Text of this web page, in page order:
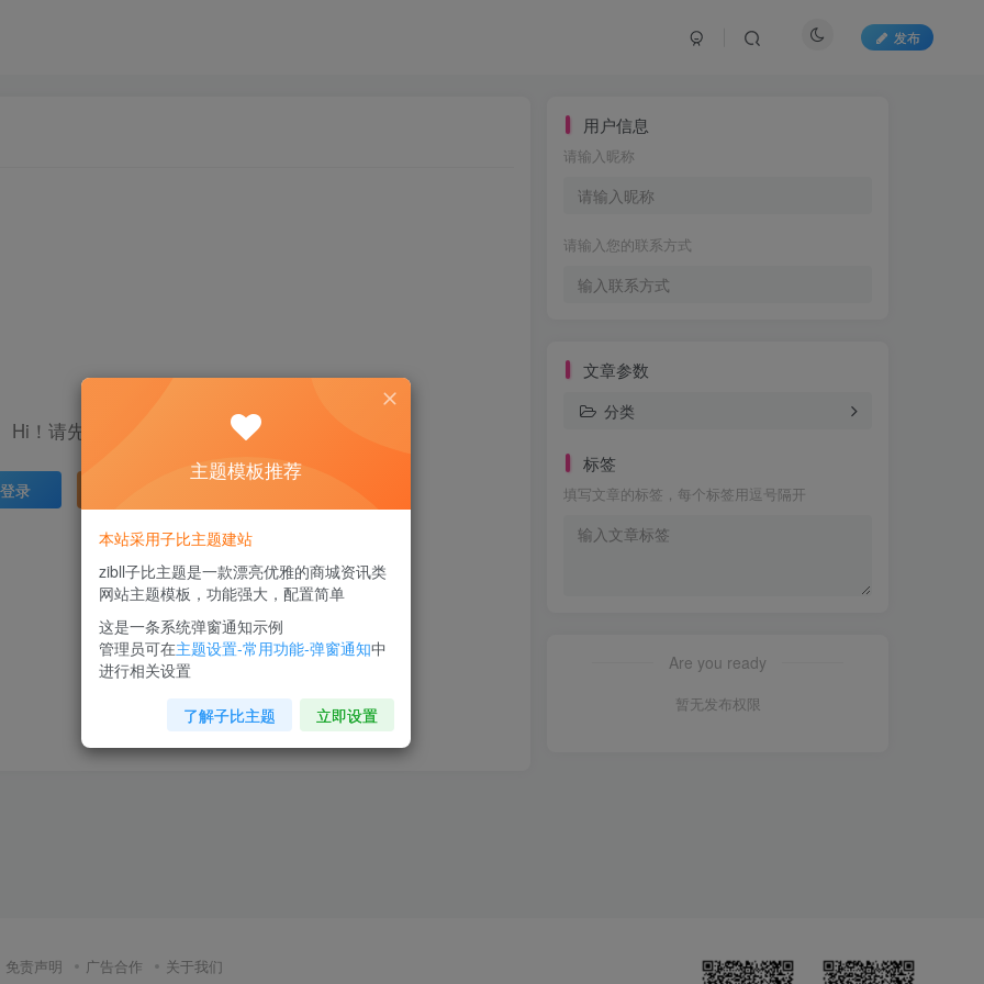
发布
Hi！请先登录
登录
用户信息
请输入昵称
请输入您的联系方式
文章参数
分类
标签
填写文章的标签，每个标签用逗号隔开
Are you ready
暂无发布权限
免责声明 广告合作 关于我们
主题模板推荐
本站采用子比主题建站
zibll子比主题是一款漂亮优雅的商城资讯类
网站主题模板，功能强大，配置简单
这是一条系统弹窗通知示例
管理员可在主题设置-常用功能-弹窗通知中
进行相关设置
了解子比主题 立即设置